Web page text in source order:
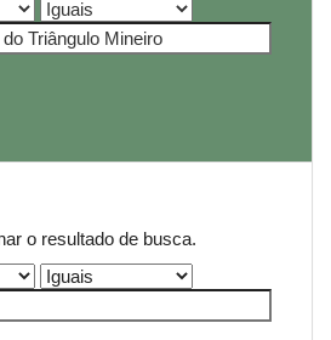
o resultado de busca.